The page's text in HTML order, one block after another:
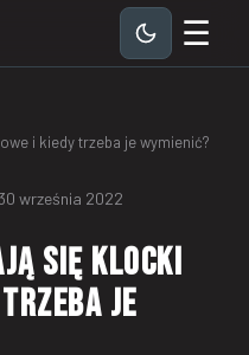
☰
i kiedy trzeba je wymienić?
września 2022
się klocki
trzeba je